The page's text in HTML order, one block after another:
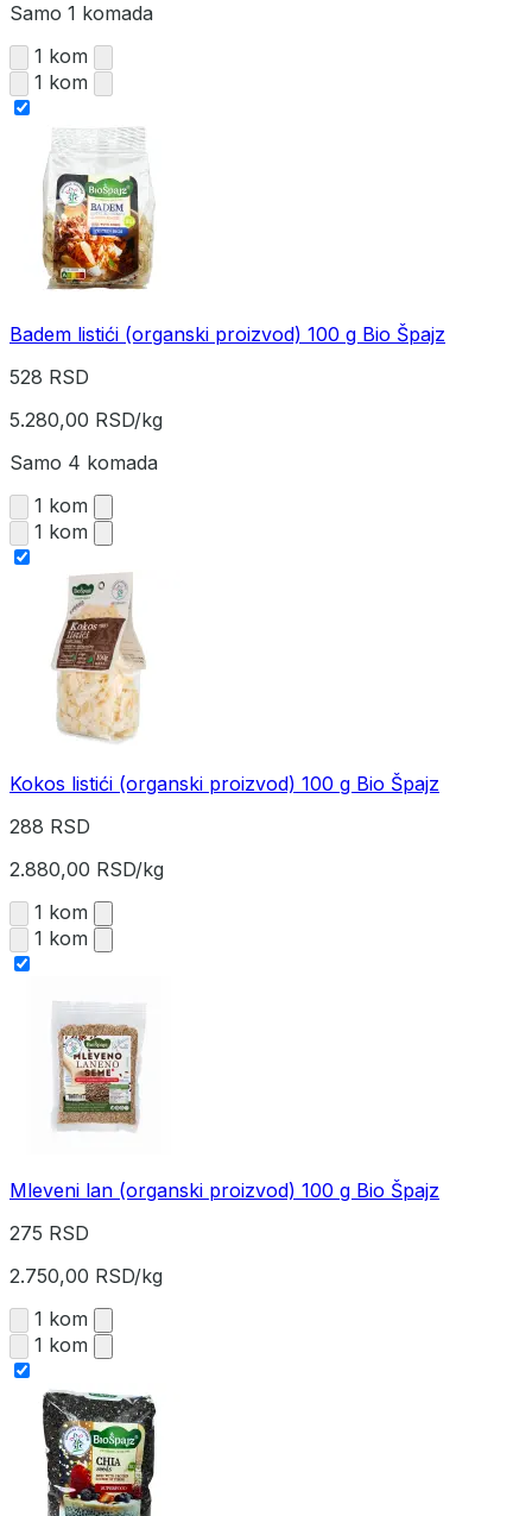
Samo 1 komada
1 kom
1 kom
Badem listići (organski proizvod) 100 g Bio Špajz
528 RSD
5.280,00 RSD/kg
Samo 4 komada
1 kom
1 kom
Kokos listići (organski proizvod) 100 g Bio Špajz
288 RSD
2.880,00 RSD/kg
1 kom
1 kom
Mleveni lan (organski proizvod) 100 g Bio Špajz
275 RSD
2.750,00 RSD/kg
1 kom
1 kom